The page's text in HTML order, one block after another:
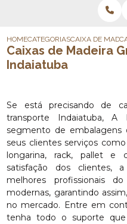
HOMECATEGORIASCAIXA DE
Caixas de Madeira
Indaiatuba
Se está precisando de
transporte Indaiatuba,
segmento de embalagens
seus clientes serviços
longarina, rack, pallet e
satisfação dos clientes,
melhores profissionais
modernas, garantindo
no mercado. Entre em
tenha todo o suporte que